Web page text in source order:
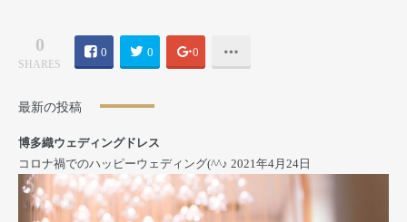
0
SHARES
0 0 0
最新の投稿
博多織ウェディングドレス
コロナ禍でのハッピーウェディング(^^♪ 2021年4月24日